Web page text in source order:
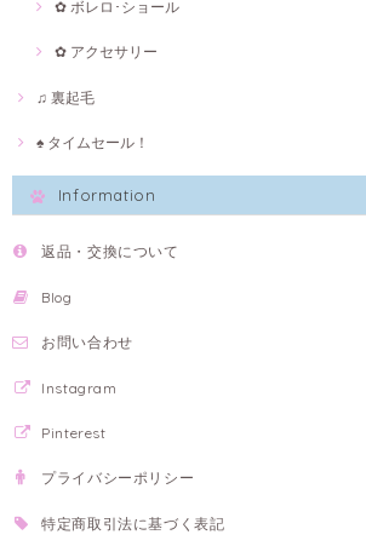
✿ ボレロ･ショール
✿ アクセサリー
♫ 裏起毛
♠ タイムセール！
Information
返品・交換について
Blog
お問い合わせ
Instagram
Pinterest
プライバシーポリシー
特定商取引法に基づく表記